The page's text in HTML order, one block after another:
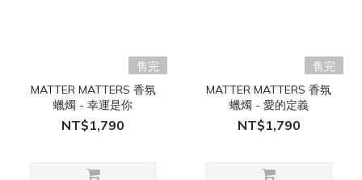
售完
MATTER MATTERS 香氛
蠟燭 - 幸運是你
NT$1,790
售完
MATTER MATTERS 香氛
蠟燭 - 愛的定義
NT$1,790